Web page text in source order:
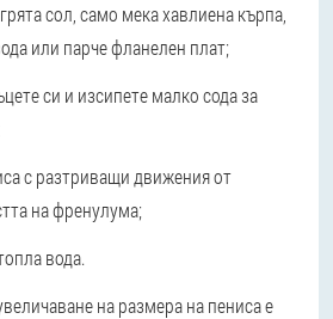
сол, само мека хавлиена кърпа,
или парче фланелен плат;
си и изсипете малко сода за
с разтриващи движения от
на френулума;
вода.
на размера на пениса е